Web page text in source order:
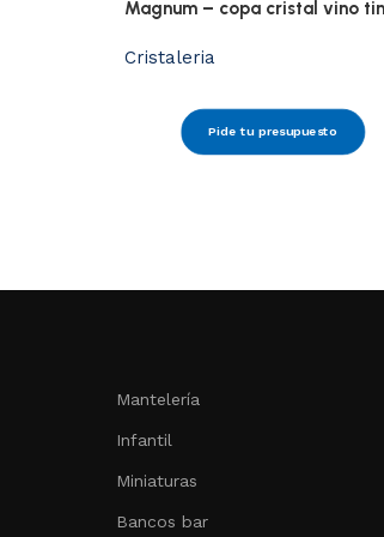
Magnum – copa cristal vino
Cristaleria
Pide tu presupuesto
Mantelería
Infantil
Miniaturas
Bancos bar